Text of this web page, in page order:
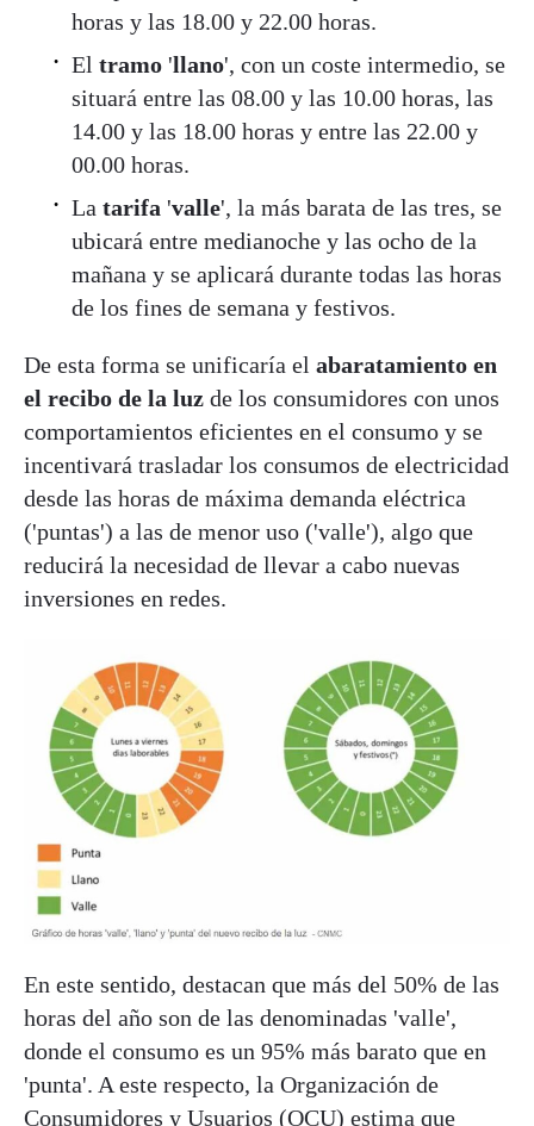
horas y las 18.00 y 22.00 horas.
El tramo 'llano', con un coste intermedio, se
situará entre las 08.00 y las 10.00 horas, las
14.00 y las 18.00 horas y entre las 22.00 y
00.00 horas.
La tarifa 'valle', la más barata de las tres, se
ubicará entre medianoche y las ocho de la
mañana y se aplicará durante todas las horas
de los fines de semana y festivos.
De esta forma se unificaría el abaratamiento en
el recibo de la luz de los consumidores con unos
comportamientos eficientes en el consumo y se
incentivará trasladar los consumos de electricidad
desde las horas de máxima demanda eléctrica
('puntas') a las de menor uso ('valle'), algo que
reducirá la necesidad de llevar a cabo nuevas
inversiones en redes.
En este sentido, destacan que más del 50% de las
horas del año son de las denominadas 'valle',
donde el consumo es un 95% más barato que en
'punta'. A este respecto, la Organización de
Consumidores y Usuarios (OCU) estima que